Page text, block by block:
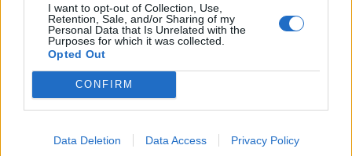
I want to opt-out of Collection, Use,
Retention, Sale, and/or Sharing of my
Personal Data that Is Unrelated with the
Purposes for which it was collected.
Opted Out
CONFIRM
Data Deletion Data Access Privacy Policy
Απολιθωμένο Δάσος και τη
συμβολή του στη μελέτη της
κλιματικής αλλαγής
ΧΩΡΙΑ
Η Αγιάσος τίμησε τη
Μεταμόρφωση του Σωτήρος
εικόνας από τον Ιερό Ναό της
Παναγίας έως τον ναΐσκο της